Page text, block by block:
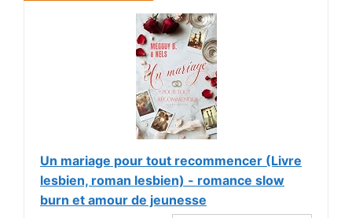
Un mariage pour tout recommencer (Livre
lesbien, roman lesbien) - romance slow
burn et amour de jeunesse